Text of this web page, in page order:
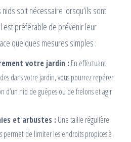
soit nécessaire lorsqu’ils sont
est préférable de prévenir leur
quelques mesures simples :
votre jardin : En effectuant
dans votre jardin, vous pourrez repérer
d’un nid de guêpes ou de frelons et agir
et arbustes : Une taille régulière
permet de limiter les endroits propices à